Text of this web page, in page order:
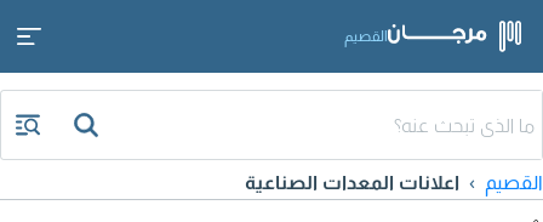
القصيم
القصيم اعلانات المعدات الصناعية